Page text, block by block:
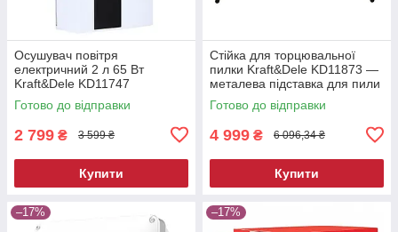
Осушувач повітря
електричний 2 л 65 Вт
Kraft&Dele KD11747
побутовий вологопоглинач
Готово до відправки
2 799 ₴ 3 599 ₴
Купити
Стійка для торцювальної
пилки Kraft&Dele KD11873 —
металева підставка для пили
Готово до відправки
4 999 ₴ 6 096,34 ₴
Купити
–17% –17%